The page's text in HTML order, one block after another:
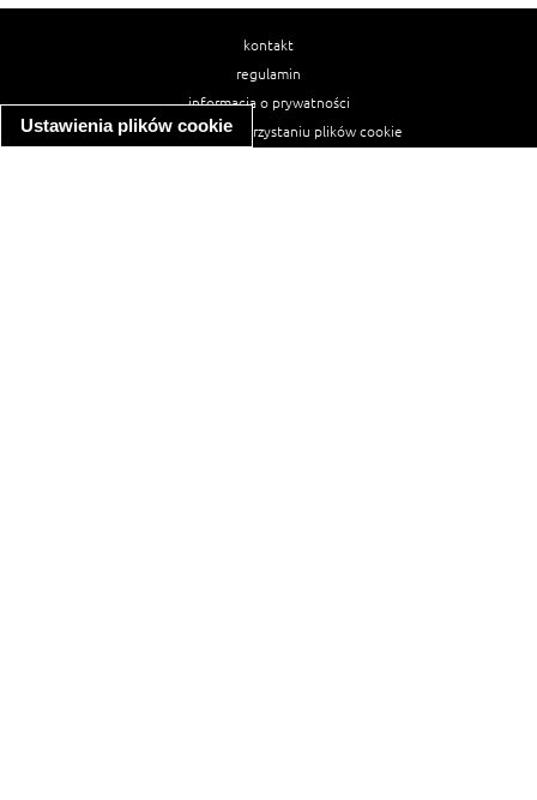
Ustawienia plików cookie
kontakt
regulamin
informacja o prywatności
informacja o wykorzystaniu plików cookie